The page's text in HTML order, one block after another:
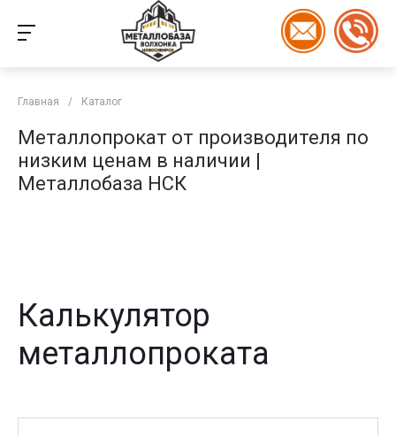
Главная / Каталог
Металлопрокат от производителя по
низким ценам в наличии |
Металлобаза НСК
Калькулятор
металлопроката